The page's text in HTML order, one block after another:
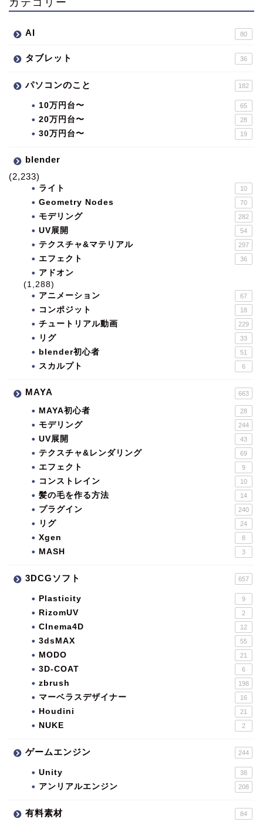
カテゴリー
AI 80
タブレット 36
パソコンのこと 182
10万円台〜 65
20万円台〜 28
30万円台〜 19
blender
(2,233)
ライト 10
Geometry Nodes 70
モデリング 282
UV展開 54
テクスチャ&マテリアル 297
エフェクト 36
アドオン
(1,288)
アニメーション
67
コンポジット 18
チュートリアル動画 229
リグ 33
blender初心者 51
スカルプト 6
MAYA 663
MAYA初心者 28
モデリング 244
UV展開 43
テクスチャ&レンダリング 69
エフェクト 9
コンストレイン 10
髪の毛を作る方法 14
プラグイン 240
リグ 24
Xgen 8
MASH 3
3DCGソフト 657
Plasticity 9
RizomUV 2
CInema4D 12
3dsMAX 55
MODO 21
3D-COAT 6
zbrush 198
マーベラスデザイナー 16
Houdini 21
NUKE 2
ゲームエンジン 244
Unity 38
アンリアルエンジン 208
有料素材 84